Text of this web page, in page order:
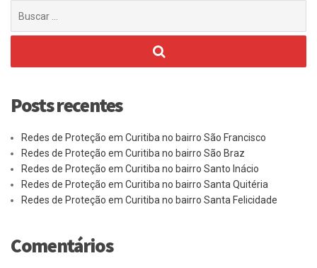
por:
Posts recentes
Redes de Proteção em Curitiba no bairro São Francisco
Redes de Proteção em Curitiba no bairro São Braz
Redes de Proteção em Curitiba no bairro Santo Inácio
Redes de Proteção em Curitiba no bairro Santa Quitéria
Redes de Proteção em Curitiba no bairro Santa Felicidade
Comentários